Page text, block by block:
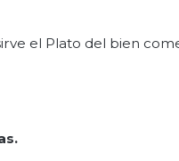
el Plato del bien